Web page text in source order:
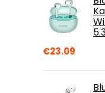
€23.09